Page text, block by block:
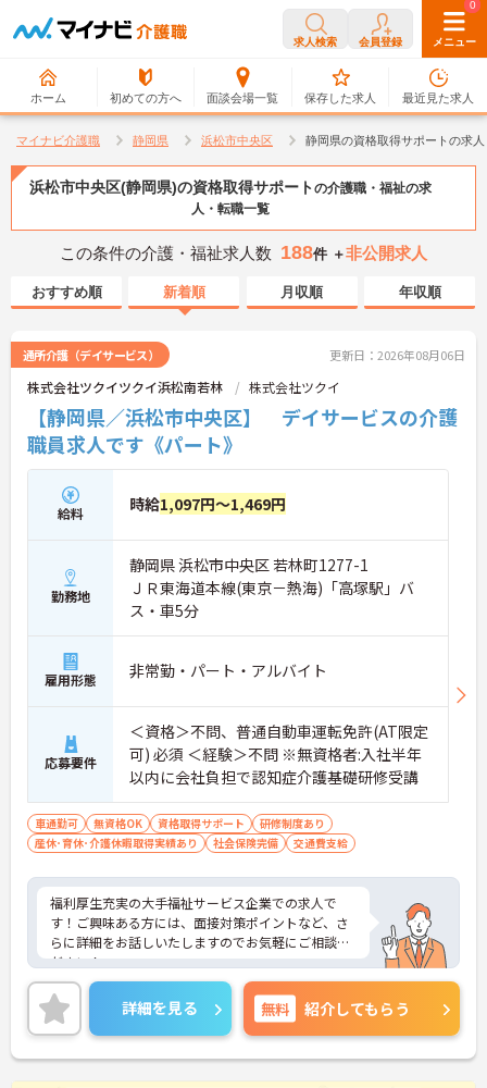
求人検索 会員登録 メニュー
ホーム 初めての方へ 面談会場一覧
0
保存した求人
0
最近見た求人
マイナビ介護職 静岡県 浜松市中央区 静岡県の資格取得サポートの求
浜松市中央区(静岡県)の資格取得サポートの介護職・福祉の求
人・転職一覧
この条件の介護・福祉求人数 188件 ＋非公開求人
おすすめ順 新着順 月収順 年収順
通所介護（デイサービス） 更新日：2026年08月06日
株式会社ツクイツクイ浜松南若林 株式会社ツクイ
【静岡県／浜松市中央区】 デイサービスの介護
職員求人です《パート》
給料 時給1,097円～1,469円
勤務地
静岡県 浜松市中央区 若林町1277-1
ＪＲ東海道本線(東京－熱海)「高塚駅」バ
ス・車5分
雇用形態 非常勤・パート・アルバイト
応募要件
＜資格＞不問、普通自動車運転免許(AT限定
可) 必須 ＜経験＞不問 ※無資格者:入社半年
以内に会社負担で認知症介護基礎研修受講
車通勤可 無資格OK 資格取得サポート
研修制度あり
産休･育休･介護休暇取得実績あり
社会保険完備 交通費支給
福利厚生充実の大手福祉サービス企業での求人で
す！ご興味ある方には、面接対策ポイントなど、さ
らに詳細をお話しいたしますのでお気軽にご相談く
ださい！
詳細を見る 無料 紹介してもらう